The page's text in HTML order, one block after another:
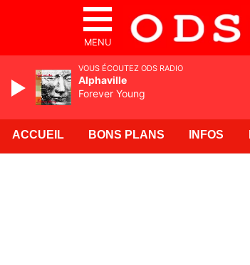
MENU
ACCUEIL BONS PLANS INFOS
VOUS ÉCOUTEZ ODS RADIO
Alphaville
Forever Young